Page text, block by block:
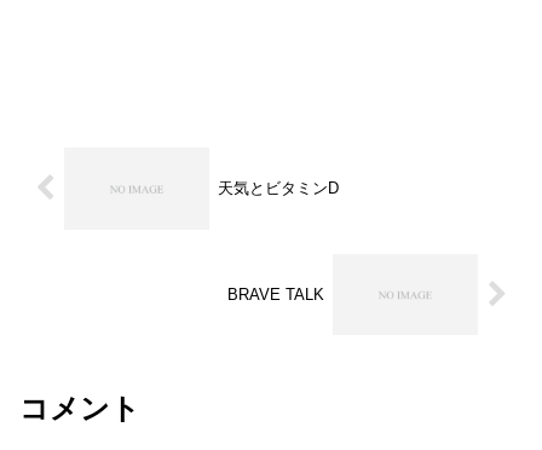
天気とビタミンD
BRAVE TALK
コメント